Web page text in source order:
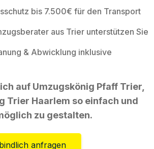
bis 7.500€ für den Transport
aus Trier unterstützen Sie
& Abwicklung inklusive
auf Umzugskönig Pfaff Trier,
Trier Haarlem so einfach und
zu gestalten.
anfragen